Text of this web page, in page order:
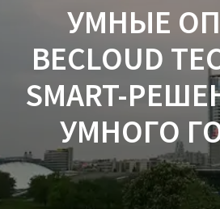
УМНЫЕ
BECLOUD
SMART-
УМНОГО